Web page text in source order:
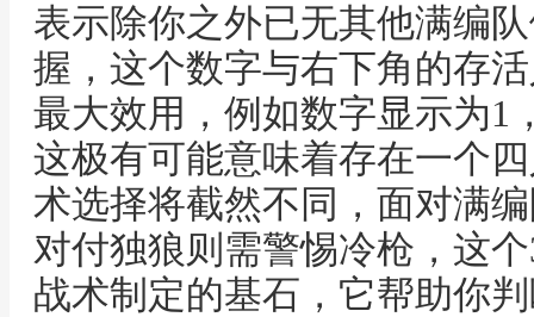
表示除你之外已无其他满编
握，这个数字与右下角的存
最大效用，例如数字显示为1
这极有可能意味着存在一个
术选择将截然不同，面对满
对付独狼则需警惕冷枪，这
战术制定的基石，它帮助你